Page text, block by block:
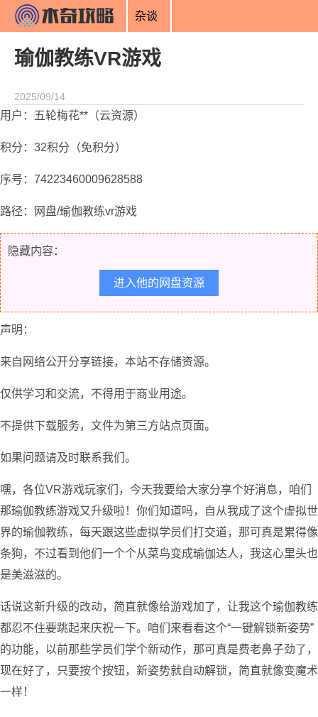
杂谈
瑜伽教练VR游戏
2025/09/14
用户：五轮梅花**（云资源）
积分：32积分（免积分）
序号：74223460009628588
路径：网盘/瑜伽教练vr游戏
隐藏内容：
进入他的网盘资源
声明：
来自网络公开分享链接，本站不存储资源。
仅供学习和交流，不得用于商业用途。
不提供下载服务，文件为第三方站点页面。
如果问题请及时联系我们。
嘿，各位VR游戏玩家们，今天我要给大家分享个好消息，咱们
那瑜伽教练游戏又升级啦！你们知道吗，自从我成了这个虚拟世
界的瑜伽教练，每天跟这些虚拟学员们打交道，那可真是累得像
条狗，不过看到他们一个个从菜鸟变成瑜伽达人，我这心里头也
是美滋滋的。
话说这新升级的改动，简直就像给游戏加了，让我这个瑜伽教练
都忍不住要跳起来庆祝一下。咱们来看看这个“一键解锁新姿势”
的功能，以前那些学员们学个新动作，那可真是费老鼻子劲了，
现在好了，只要按个按钮，新姿势就自动解锁，简直就像变魔术
一样！